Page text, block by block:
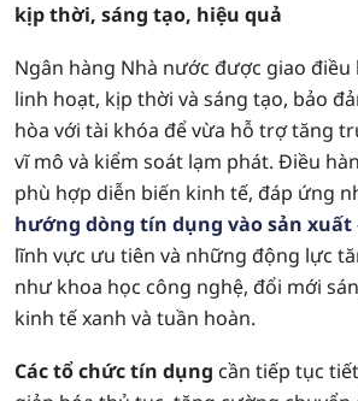
kịp thời, sáng tạo, hiệu quả
Ngân hàng Nhà nước được giao điều
linh hoạt, kịp thời và sáng tạo, bảo
hòa với tài khóa để vừa hỗ trợ tăng
vĩ mô và kiểm soát lạm phát. Điều
phù hợp diễn biến kinh tế, đáp ứng
hướng dòng tín dụng vào sản xuất
lĩnh vực ưu tiên và những động lực
như khoa học công nghệ, đổi mới
kinh tế xanh và tuần hoàn.
Các tổ chức tín dụng cần tiếp tục